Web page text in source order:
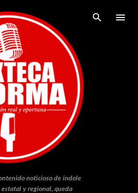
contenido principal
noticioso de índole
y regional, queda